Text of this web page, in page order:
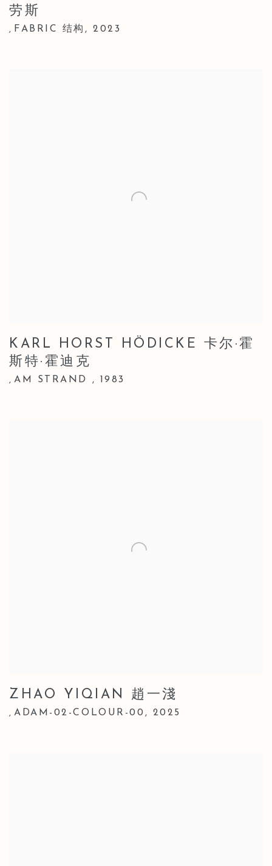
劳斯
, FABRIC 结构,2023
KARL HORST HÖDICKE 卡尔·霍
斯特·霍迪克
, AM STRAND , 1983
ZHAO YIQIAN 趙一淺
, ADAM-02-COLOUR-00 , 2025